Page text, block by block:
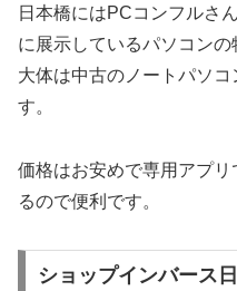
日本橋にはPCコンフルさ
に展示しているパソコンの
大体は中古のノートパソ
す。
価格はお安めで専用アプ
るので便利です。
ショップインバース